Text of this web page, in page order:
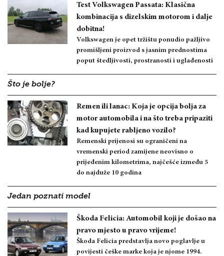
Test Volkswagen Passata: Klasična
kombinacija s dizelskim motorom i dalje
dobitna!
Volkswagen je opet tržištu ponudio pažljivo
promišljeni proizvod s jasnim prednostima
poput štedljivosti, prostranosti i uglađenosti
Što je bolje?
Remen ili lanac: Koja je opcija bolja za
motor automobila i na što treba pripaziti
kad kupujete rabljeno vozilo?
Remenski prijenosi su ograničeni na
vremenski period zamijene neovisno o
prijeđenim kilometrima, najčešće između 5
do najduže 10 godina
Jedan poznati model
Škoda Felicia: Automobil koji je došao na
pravo mjesto u pravo vrijeme!
Škoda Felicia predstavlja novo poglavlje u
povijesti češke marke koja je njome 1994.